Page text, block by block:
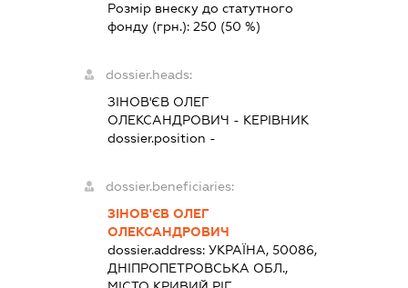
Розмір внеску до статутного
фонду (грн.): 250 (50 %)
dossier.heads:
ЗІНОВ'ЄВ ОЛЕГ
ОЛЕКСАНДРОВИЧ - КЕРІВНИК
dossier.position -
dossier.beneficiaries:
ЗІНОВ'ЄВ ОЛЕГ
ОЛЕКСАНДРОВИЧ
dossier.address: УКРАЇНА, 50086,
ДНІПРОПЕТРОВСЬКА ОБЛ.,